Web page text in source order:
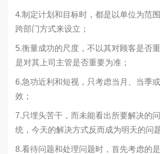
4.制定计划和目标时，都是以单位为范
跨部门方式来设立；
5.衡量成功的尺度，不以其对顾客是否
是对其上司主管是否重要为准；
6.急功近利和短视，只考虑当月、当季
效；
7.只埋头苦干，而未能看出所要解决的
统，今天的解决方式反而成为明天的问
8.看待问题和处理问题时，首先考虑的